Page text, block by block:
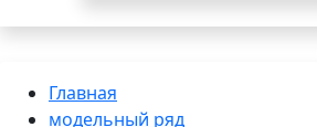
Главная
модельный ряд